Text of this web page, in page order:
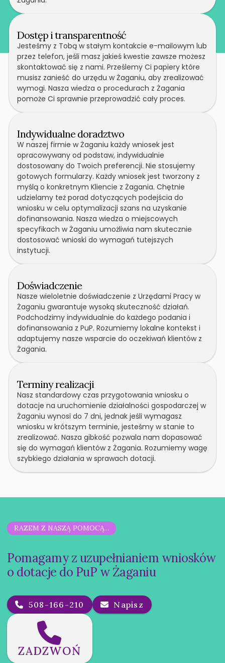
Dostęp i transparentność
Jesteśmy z Tobą w stałym kontakcie e-mailowym lub
przez telefon, jeśli masz jakieś kwestie zawsze możesz
skontaktować się z nami. Prześlemy Ci papiery które
musisz zanieść do urzędu w Żaganiu, aby zrealizować
wymogi. Nasza wiedza o procedurach z Żagania
pomoże Ci sprawnie przeprowadzić cały proces.
Indywidualne doradztwo
W naszej firmie w Żaganiu każdy wniosek jest
opracowywany od podstaw, indywidualnie
dostosowany do Twoich preferencji. Nie stosujemy
gotowych formularzy. Każdy wniosek jest tworzony z
myślą o konkretnym Kliencie z Żagania. Chętnie
udzielamy też porad dotyczących podejścia do
wniosku w celu optymalizacji szans na uzyskanie
dofinansowania. Nasza wiedza o miejscowych
specyfikach w Żaganiu umożliwia nam skutecznie
dostosować wnioski do wymagań tutejszych
instytucji.
Doświadczenie
Nasze wieloletnie doświadczenie z Urzędami Pracy w
Żaganiu gwarantuje wysoką skuteczność działań.
Podchodzimy indywidualnie do każdego podania i
dofinansowania z PuP. Rozumiemy lokalne kontekst i
adaptujemy nasze wsparcie do oczekiwań klientów z
Żagania.
Terminy realizacji
Nasz standardowy czas przygotowania wniosku o
dotacje na uruchomienie działalności gospodarczej w
Żaganiu wynosi do 7 dni, jednak jeśli wymagasz
wniosku w krótszym terminie, jesteśmy w stanie to
zrealizować. Nasza gibkość pozwala nam dopasować
się do wymagań klientów z Żagania. Rozumiemy wagę
szybkiego działania w sprawach dotacji.
RAZEM Z NASZĄ POMOCĄ...
Pomagamy z uzupełnianiem wniosków
o dotacje do PuP w Żaganiu
508-166-210 Napisz
ZADZWOŃ